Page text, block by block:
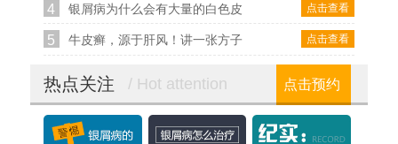
4 点击查看
银屑病为什么会有大量的白色皮
5 点击查看
牛皮癣，源于肝风！讲一张方子
热点关注 / Hot attention 点击预约